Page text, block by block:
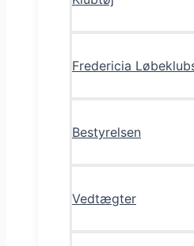
Fredericia
Bestyrelsen
Vedtægter